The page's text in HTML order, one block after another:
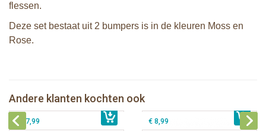
flessen.
Deze set bestaat uit 2 bumpers is in de kleuren Moss en
Rose.
Andere klanten kochten ook
€ 8,99
Pura tuitfles 325 ml + vos sleeve
€ 27,99 € 8,99